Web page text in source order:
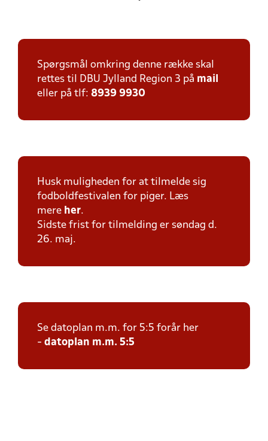
Spørgsmål omkring denne række skal
rettes til DBU Jylland Region 3 på mail
eller på tlf: 8939 9930
Husk muligheden for at tilmelde sig
fodboldfestivalen for piger. Læs
mere her.
Sidste frist for tilmelding er søndag d.
26. maj.
Se datoplan m.m. for 5:5 forår her
- datoplan m.m. 5:5